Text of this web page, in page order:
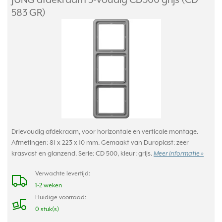
583 GR)
Drievoudig afdekraam, voor horizontale en verticale montage.
Afmetingen: 81 x 223 x 10 mm. Gemaakt van Duroplast: zeer
krasvast en glanzend. Serie: CD 500, kleur: grijs. Meer informatie »
Verwachte levertijd:
1-2 weken
Huidige voorraad:
0 stuk(s)